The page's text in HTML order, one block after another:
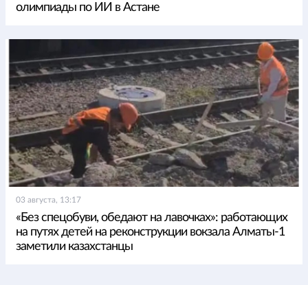
олимпиады по ИИ в Астане
03 августа, 13:17
«Без спецобуви, обедают на лавочках»: работающих
на путях детей на реконструкции вокзала Алматы-1
заметили казахстанцы